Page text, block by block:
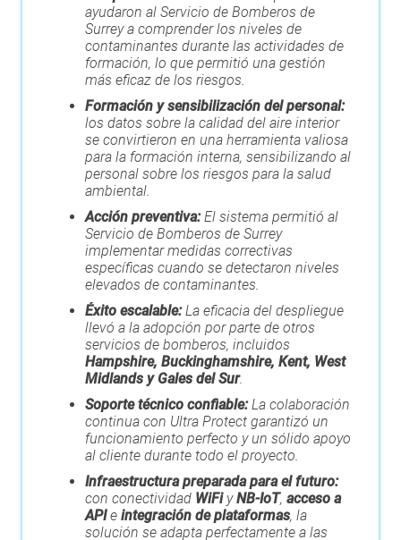
ayudaron al Servicio de Bomberos de
Surrey a comprender los niveles de
contaminantes durante las actividades de
formación, lo que permitió una gestión
más eficaz de los riesgos.
Formación y sensibilización del personal:
los datos sobre la calidad del aire interior
se convirtieron en una herramienta valiosa
para la formación interna, sensibilizando al
personal sobre los riesgos para la salud
ambiental.
Acción preventiva:El sistema permitió al
Servicio de Bomberos de Surrey
implementar medidas correctivas
específicas cuando se detectaron niveles
elevados de contaminantes.
Éxito escalable:La eficacia del despliegue
llevó a la adopción por parte de otros
servicios de bomberos, incluidos
Hampshire, Buckinghamshire, Kent, West
Midlands y Gales del Sur.
Soporte técnico confiable:La colaboración
continua con Ultra Protect garantizó un
funcionamiento perfecto y un sólido apoyo
al cliente durante todo el proyecto.
Infraestructura preparada para el futuro:
con conectividad WiFiyNB-IoT, acceso a
APIe integración de plataformas, la
solución se adapta perfectamente a las